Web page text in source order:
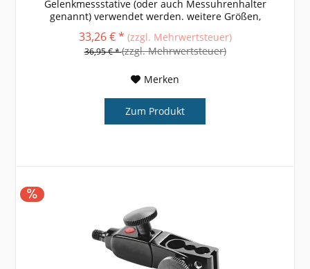
Gelenkmessstative (oder auch Messuhrenhalter
genannt) verwendet werden. weitere Größen,
bitte...
33,26 € * (zzgl. Mehrwertsteuer)
36,95 € *(zzgl. Mehrwertsteuer)
Merken
Zum Produkt